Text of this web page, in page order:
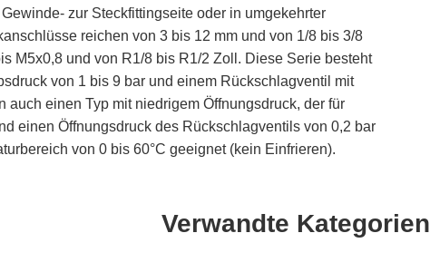
zur Steckfittingseite oder in umgekehrter
reichen von 3 bis 12 mm und von 1/8 bis 3/8
M5x0,8 und von R1/8 bis R1/2 Zoll. Diese Serie besteht
von 1 bis 9 bar und einem Rückschlagventil mit
auch einen Typ mit niedrigem Öffnungsdruck, der für
einen Öffnungsdruck des Rückschlagventils von 0,2 bar
von 0 bis 60°C geeignet (kein Einfrieren).
Verwandte Kategorien